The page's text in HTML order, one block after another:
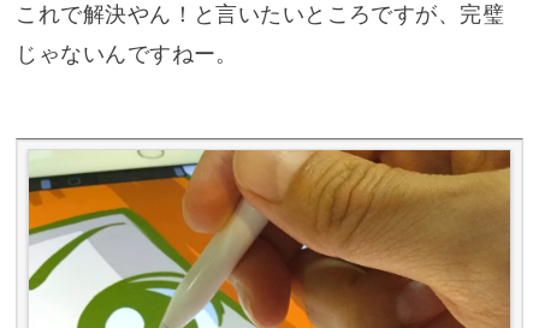
これで解決やん！と言いたいところですが、完璧
じゃないんですねー。